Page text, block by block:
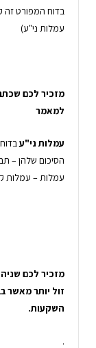
בדוח המפורט זה
עמלות ני"ע)
מזכיר לכם
למאמר
עמלות ני"ע
הסיכום שלהן –
עמלות – עמלות
מזכיר לכם
זול יותר מאשר
השקעות.
.